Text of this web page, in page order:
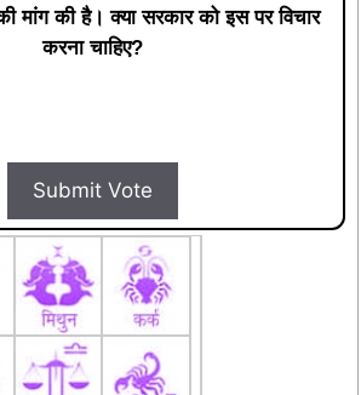
मांग की है। क्या सरकार को इस पर विचार
करना चाहिए?
Submit Vote